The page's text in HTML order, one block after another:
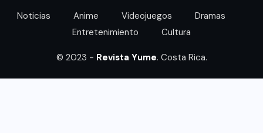
Noticias Anime Videojuegos
Dramas
Entretenimiento
Cultura
© 2023 - Revista Yume. Costa Rica.